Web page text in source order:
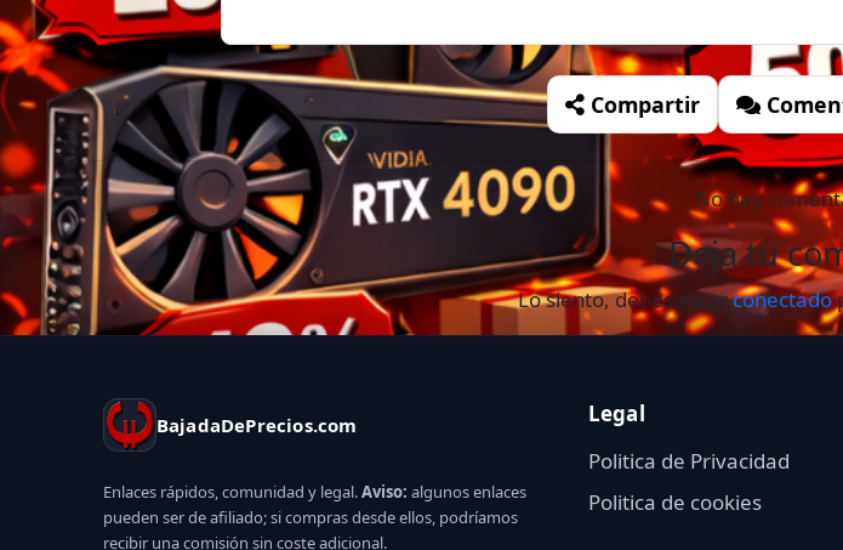
Compartir
No hay
Deja tu
Lo siento, debes estarconectado
BajadaDePrecios.com
Enlaces rápidos, comunidad y legal.Aviso: algunos enlaces
pueden ser de afiliado; si compras desde ellos, podríamos
recibir una comisión sin coste adicional.
Legal
Politica de Privacidad
Politica de cookies